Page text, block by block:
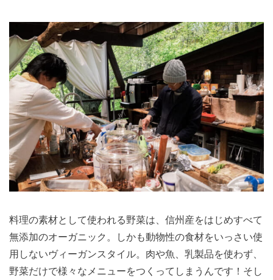
料理の素材として使われる野菜は、信州産をはじめすべて
無添加のオーガニック。しかも動物性の食材をいっさい使
用しないヴィーガンスタイル。肉や魚、乳製品を使わず、
野菜だけで様々なメニューをつくってしまうんです！ そし